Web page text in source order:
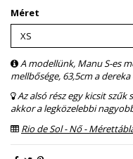
Méret
A modellünk, Manu S-es
mellbősége, 63,5cm a dereka
Az alsó rész egy kicsit szűk
akkor a legközelebbi
Rio de Sol - Nő -